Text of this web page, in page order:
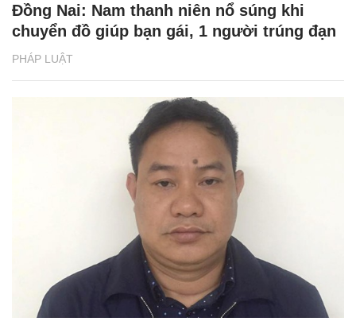
PHÁP LUẬT
Đồng Nai: Nam thanh niên nổ súng khi
chuyển đồ giúp bạn gái, 1 người trúng đạn